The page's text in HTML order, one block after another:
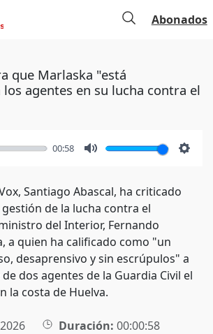
Abonados
que Marlaska "está
agentes en su lucha contra el
00:58
Santiago Abascal, ha criticado
de la lucha contra el
del Interior, Fernando
a quien ha calificado como "un
desaprensivo y sin escrúpulos" a
dos agentes de la Guardia Civil el
la costa de Huelva.
Duración: 00:00:58